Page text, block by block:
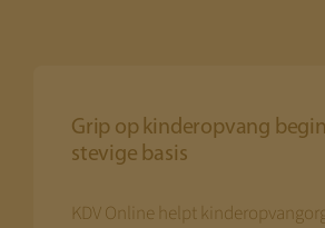
Grip op kinderopvang
stevige basis
KDV Online helpt